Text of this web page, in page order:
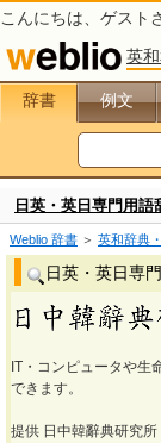
こんにちは、 ゲスト
英
辞書 例文
日英・英日専門用語
Weblio 辞書 ＞ 英和辞典
日英・英日専
IT・コンピュータや生
できます。
提供 日中韓辭典研究所